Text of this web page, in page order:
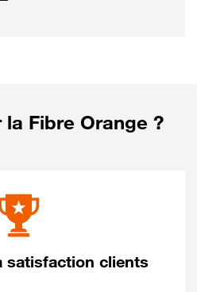
Fibre Orange ?
satisfaction clients